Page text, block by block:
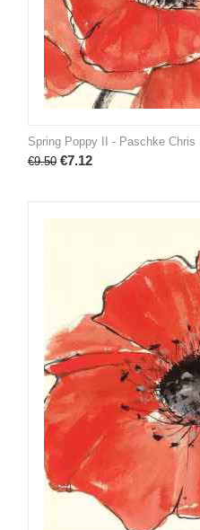
Spring Poppy II - Paschke Chris
€9.50 €7.12